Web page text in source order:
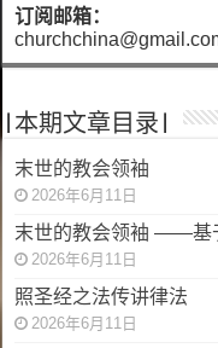
订阅邮箱：
|本期文章目录|
末世的教会领袖
2026年6月11日
末世的教会领袖 ——基
2026年6月11日
照圣经之法传讲律法
2026年6月11日